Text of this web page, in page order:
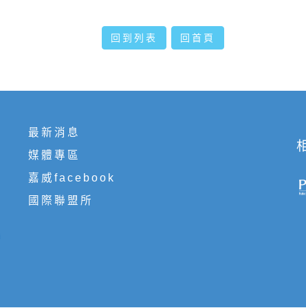
回到列表 回首頁
最新消息
媒體專區
嘉威facebook
國際聯盟所